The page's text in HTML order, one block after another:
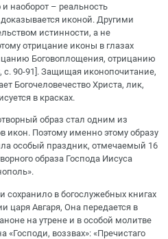
наоборот – реальность
иконой. Другими
истинности, а не
отрицание иконы в глазах
Боговоплощения, отрицанию
с. 90-91]. Защищая иконопочитание,
Богочеловечество Христа, лик,
в красках.
образ стал одним из
икон. Поэтому именно этому образу
особый праздник, отмечаемый 16
образа Господа Иисуса
сохранило в богослужебных книгах
царя Авгаря, Она передается в
на утрене и в особой молитве
«Господи, воззвах»: «Пречистаго